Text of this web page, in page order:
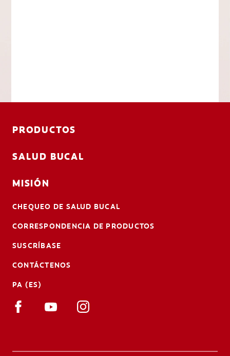
PRODUCTOS
SALUD BUCAL
MISIÓN
CHEQUEO DE SALUD BUCAL
CORRESPONDENCIA DE PRODUCTOS
SUSCRÍBASE
CONTÁCTENOS
PA (ES)